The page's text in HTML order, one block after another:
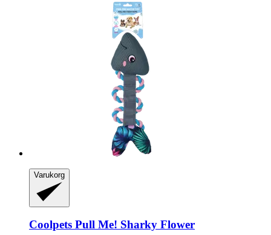
Varukorg
Coolpets Pull Me! Sharky Flower